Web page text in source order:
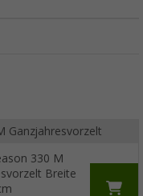
Ganzjahresvorzelt
330 M
Breite